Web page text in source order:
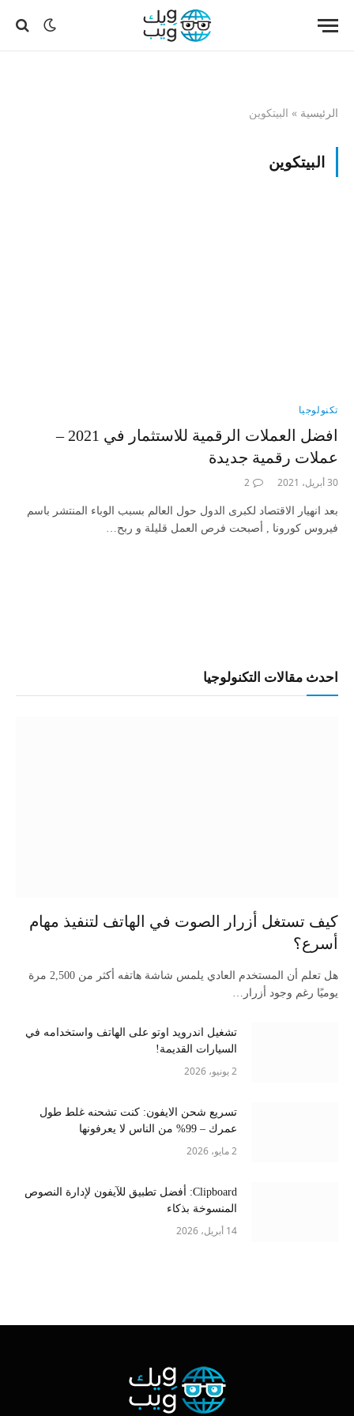
الرئيسية » البيتكوين
البيتكوين
تكنولوجيا
افضل العملات الرقمية للاستثمار في 2021 –
عملات رقمية جديدة
30 أبريل، 2021 2
بعد انهيار الاقتصاد لكبرى الدول حول العالم بسبب الوباء المنتشر باسم
فيروس كورونا , أصبحت فرص العمل قليلة و ربح…
احدث مقالات التكنولوجيا
كيف تستغل أزرار الصوت في الهاتف لتنفيذ مهام
أسرع؟
هل تعلم أن المستخدم العادي يلمس شاشة هاتفه أكثر من 2,500 مرة
يوميًا رغم وجود أزرار…
تشغيل اندرويد اوتو على الهاتف واستخدامه في
السيارات القديمة!
2 يونيو، 2026
تسريع شحن الايفون: كنت تشحنه غلط طول
عمرك – 99% من الناس لا يعرفونها
2 مايو، 2026
Clipboard: أفضل تطبيق للآيفون لإدارة النصوص
المنسوخة بذكاء
14 أبريل، 2026